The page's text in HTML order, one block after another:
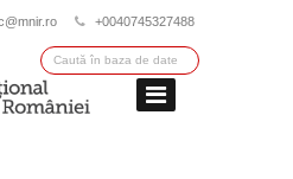
+0040745327488